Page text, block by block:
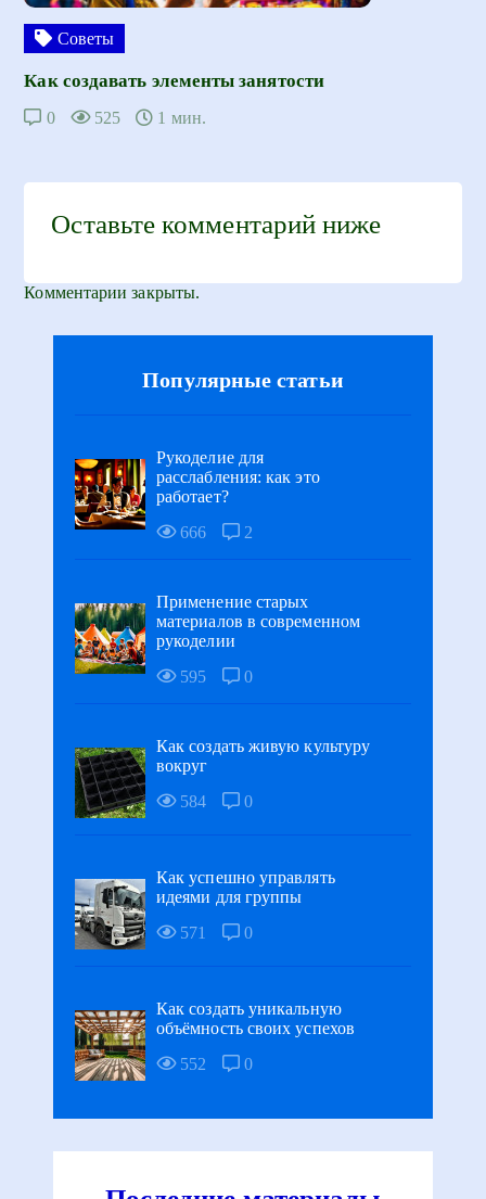
Советы
Как создавать элементы занятости
0 525 1 мин.
Оставьте комментарий ниже
Комментарии закрыты.
Популярные статьи
Рукоделие для
расслабления: как это
работает?
666
2
Применение старых
материалов в современном
рукоделии
595
0
Как создать живую культуру
вокруг
584
0
Как успешно управлять
идеями для группы
571
0
Как создать уникальную
объёмность своих успехов
552
0